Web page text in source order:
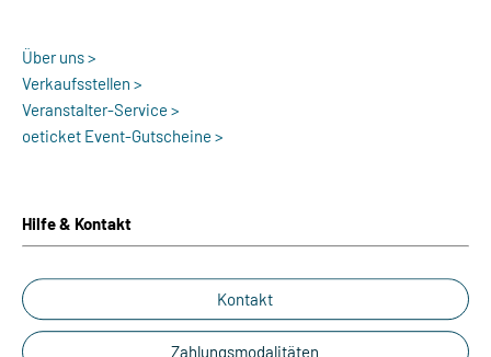
Über uns >
Verkaufsstellen >
Veranstalter-Service >
oeticket Event-Gutscheine >
Hilfe & Kontakt
Kontakt
Zahlungsmodalitäten